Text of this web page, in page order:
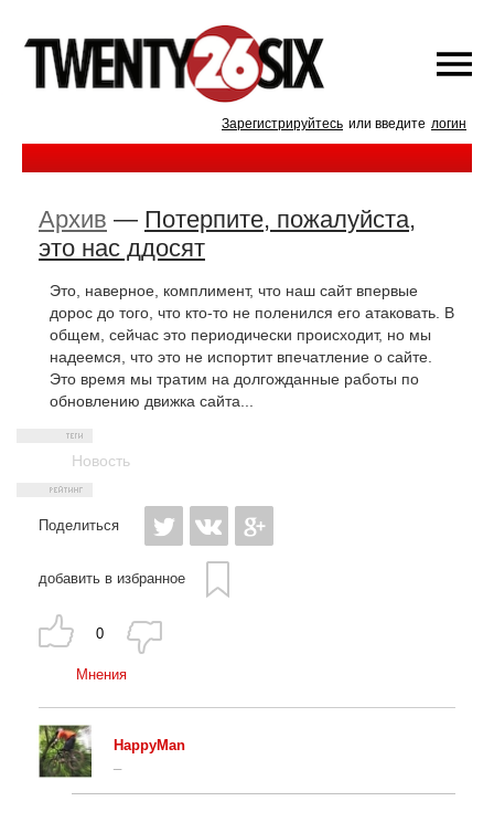
Зарегистрируйтесь или введите логин
Архив — Потерпите, пожалуйста,
это нас ддосят
Это, наверное, комплимент, что наш сайт впервые
дорос до того, что кто-то не поленился его атаковать. В
общем, сейчас это периодически происходит, но мы
надеемся, что это не испортит впечатление о сайте.
Это время мы тратим на долгожданные работы по
обновлению движка сайта...
Новость
Поделиться
добавить в избранное
0
Мнения
HappyMan